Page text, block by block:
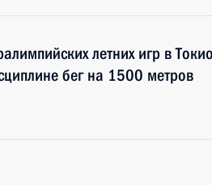
летних игр в Токио
бег на 1500 метров